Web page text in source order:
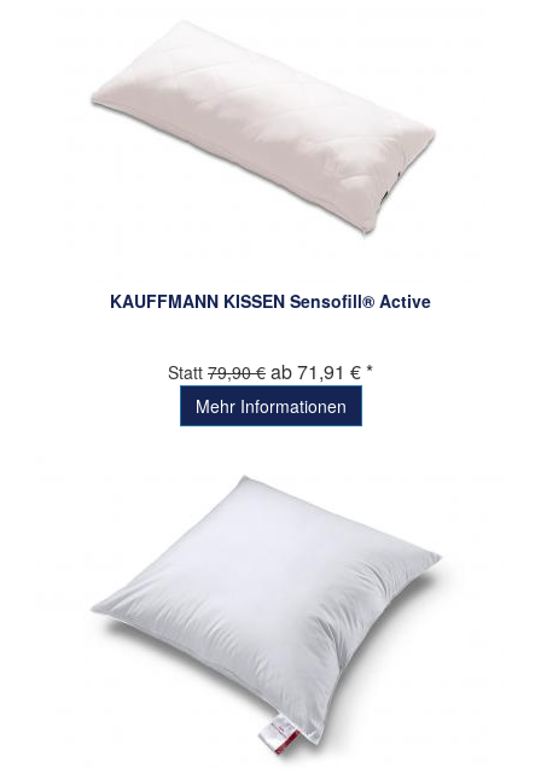
KAUFFMANN KISSEN Sensofill® Active
Statt 79,90 € ab 71,91 € *
Mehr Informationen